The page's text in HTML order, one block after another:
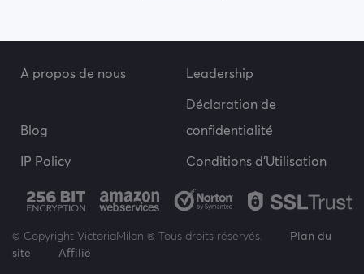
A propos de nous Leadership
Blog
Déclaration de
confidentialité
IP Policy
Conditions d'Utilisation
© Copyright VictoriaMilan ® Tous droits réservés.
Plan du
site
Affilié